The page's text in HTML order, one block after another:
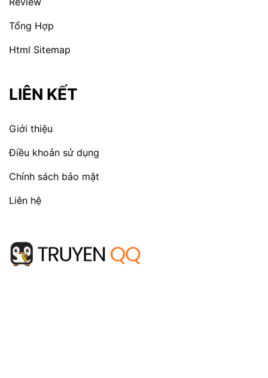
Tổng Hợp
Html Sitemap
LIÊN KẾT
Giới thiệu
Điều khoản sử dụng
Chính sách bảo mật
Liên hệ